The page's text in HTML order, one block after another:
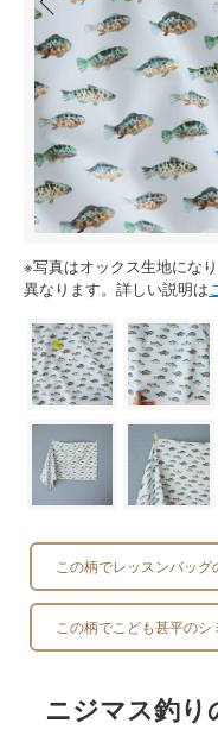
※写真はオックス生地にな
異なります。詳しい説明は
この柄でレッスンバッ
この柄でこども甚平の
ニジマス釣り